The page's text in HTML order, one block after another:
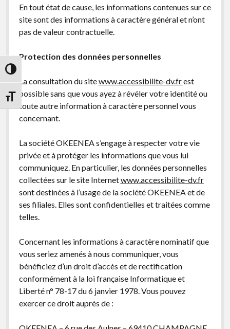
Passer en contraste élevé
Changer la taille de la police
En tout état de cause, les informations contenues sur ce
site sont des informations à caractère général et n’ont
pas de valeur contractuelle.
Protection des données personnelles
La consultation du sitewww.accessibilite-dv.frest
possible sans que vous ayez à révéler votre identité ou
toute autre information à caractère personnel vous
concernant.
La société OKEENEA s’engage à respecter votre vie
privée et à protéger les informations que vous lui
communiquez. En particulier, les données personnelles
collectées sur le site Internetwww.accessibilite-dv.fr
sont destinées à l’usage de la société OKEENEA et de
ses filiales. Elles sont confidentielles et traitées comme
telles.
Concernant les informations à caractère nominatif que
vous seriez amenés à nous communiquer, vous
bénéficiez d’un droit d’accès et de rectification
conformément à la loi française Informatique et
Liberté n° 78-17 du 6 janvier 1978. Vous pouvez
exercer ce droit auprès de :